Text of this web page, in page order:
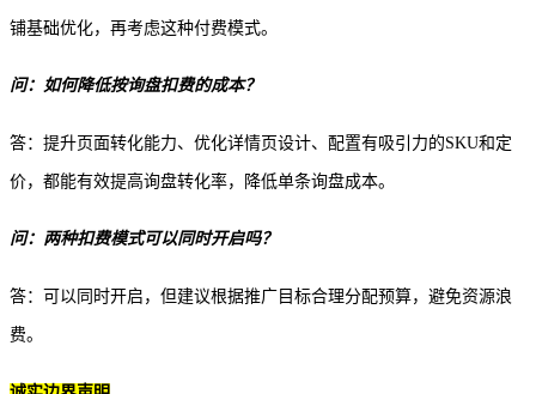
铺基础优化，再考虑这种付费模式。
问：如何降低按询盘扣费的成本？
答：提升页面转化能力、优化详情页设计、配置有吸引力的SKU和定
价，都能有效提高询盘转化率，降低单条询盘成本。
问：两种扣费模式可以同时开启吗？
答：可以同时开启，但建议根据推广目标合理分配预算，避免资源浪
费。